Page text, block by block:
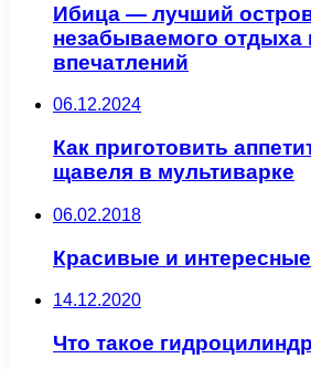
Ибица — лучший
незабываемого отдыха
впечатлений
06.12.2024
Как приготовить
щавеля в мультиварке
06.02.2018
Красивые и
14.12.2020
Что такое